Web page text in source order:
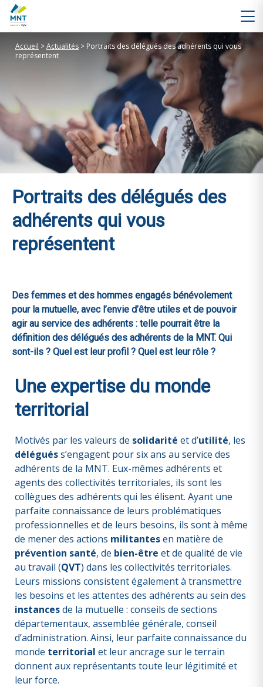
Accueil >Actualités > Portraits des délégués des adhérents qui vous
représentent
Portraits des délégués des
adhérents qui vous
représentent
Des femmes et des hommes engagés bénévolement
pour la mutuelle, avec l’envie d’être utiles et de pouvoir
agir au service des adhérents : telle pourrait être la
définition des délégués des adhérents de la MNT. Qui
sont-ils ? Quel est leur profil ? Quel est leur rôle ?
Une expertise du monde
territorial
Motivés par les valeurs de solidarité et d’utilité, les
déléguéss’engagent pour six ans au service des
adhérents de la MNT. Eux-mêmes adhérents et
agents des collectivités territoriales, ils sont les
collègues des adhérents qui les élisent. Ayant une
parfaite connaissance de leurs problématiques
professionnelles et de leurs besoins, ils sont à même
de mener des actions militantesen matière de
prévention santé, de bien-être et de qualité de vie
au travail (QVT) dans les collectivités territoriales.
Leurs missions consistent également à transmettre
les besoins et les attentes des adhérents au sein des
instancesde la mutuelle : conseils de sections
départementaux, assemblée générale, conseil
d’administration. Ainsi, leur parfaite connaissance du
monde territorial et leur ancrage sur le terrain
donnent aux représentants toute leur légitimité et
leur force.